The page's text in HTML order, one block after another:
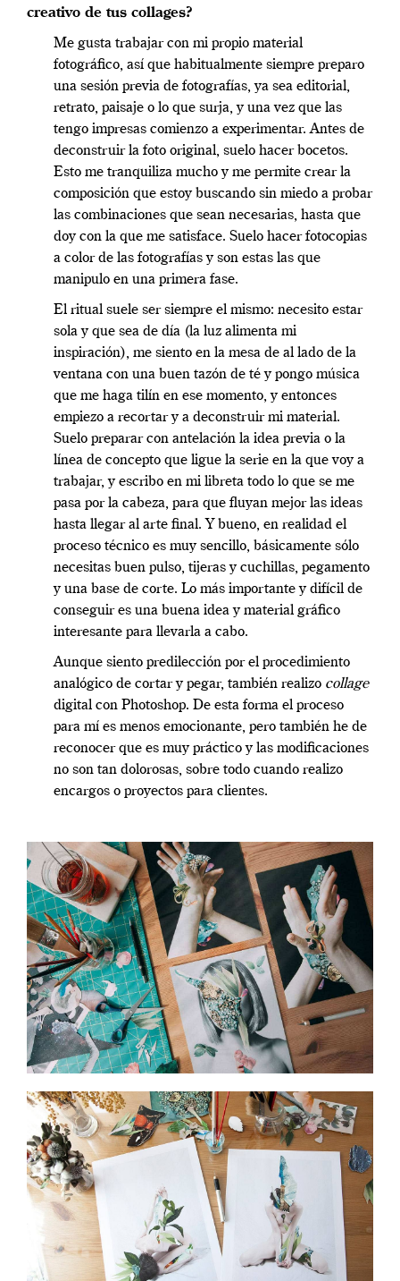
creativo de tus collages?
Me gusta trabajar con mi propio material
fotográfico, así que habitualmente siempre preparo
una sesión previa de fotografías, ya sea editorial,
retrato, paisaje o lo que surja, y una vez que las
tengo impresas comienzo a experimentar. Antes de
deconstruir la foto original, suelo hacer bocetos.
Esto me tranquiliza mucho y me permite crear la
composición que estoy buscando sin miedo a probar
las combinaciones que sean necesarias, hasta que
doy con la que me satisface. Suelo hacer fotocopias
a color de las fotografías y son estas las que
manipulo en una primera fase.
El ritual suele ser siempre el mismo: necesito estar
sola y que sea de día (la luz alimenta mi
inspiración), me siento en la mesa de al lado de la
ventana con una buen tazón de té y pongo música
que me haga tilín en ese momento, y entonces
empiezo a recortar y a deconstruir mi material.
Suelo preparar con antelación la idea previa o la
línea de concepto que ligue la serie en la que voy a
trabajar, y escribo en mi libreta todo lo que se me
pasa por la cabeza, para que fluyan mejor las ideas
hasta llegar al arte final. Y bueno, en realidad el
proceso técnico es muy sencillo, básicamente sólo
necesitas buen pulso, tijeras y cuchillas, pegamento
y una base de corte. Lo más importante y difícil de
conseguir es una buena idea y material gráfico
interesante para llevarla a cabo.
Aunque siento predilección por el procedimiento
analógico de cortar y pegar, también realizo collage
digital con Photoshop. De esta forma el proceso
para mí es menos emocionante, pero también he de
reconocer que es muy práctico y las modificaciones
no son tan dolorosas, sobre todo cuando realizo
encargos o proyectos para clientes.